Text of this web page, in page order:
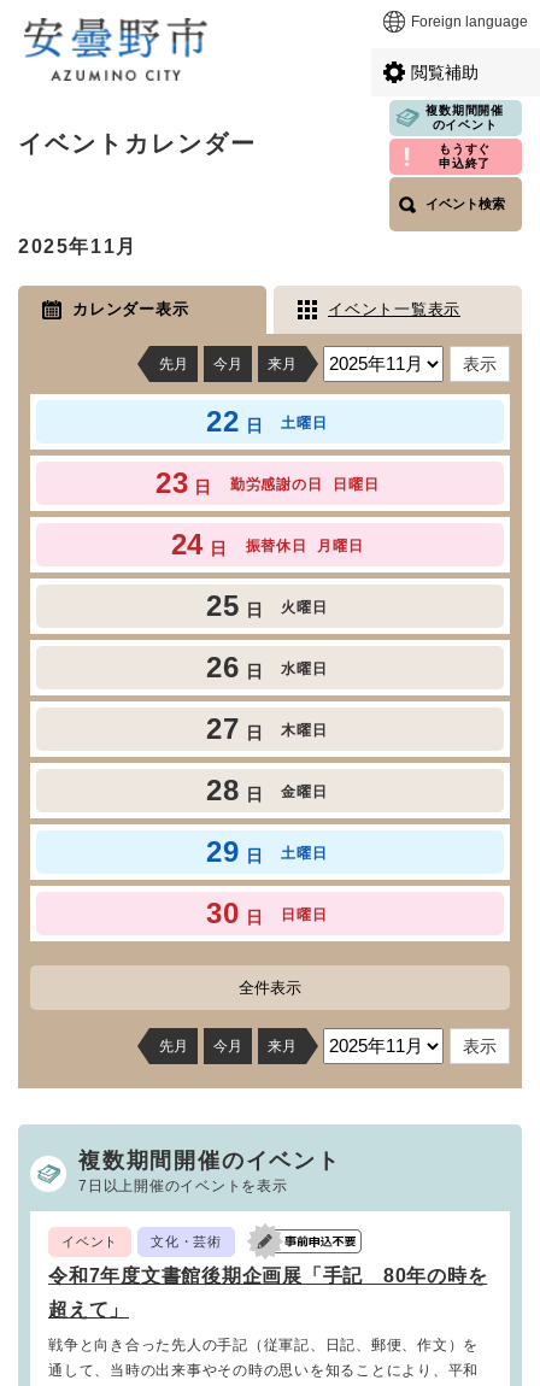
メニューを飛ばして本文へ Foreign language
閲覧補助
文
イベントカレンダー
複数期間開催
のイベント
もうすぐ
申込終了
イベント検索
2025年11月
カレンダー表示 イベント一覧表示
先月 今月 来月
22 日 土曜日
23 日 勤労感謝の日 日曜日
24 日 振替休日 月曜日
25 日 火曜日
26 日 水曜日
27 日 木曜日
28 日 金曜日
29 日 土曜日
30 日 日曜日
全件表示
先月 今月 来月
複数期間開催のイベント
7日以上開催のイベントを表示
イベント 文化・芸術
令和7年度文書館後期企画展「手記 80年の時を
超えて」
戦争と向き合った先人の手記（従軍記、日記、郵便、作文）を
通して、当時の出来事やその時の思いを知ることにより、平和